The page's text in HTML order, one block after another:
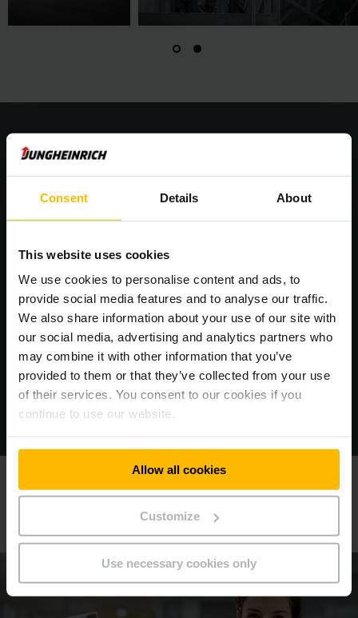
Consent Details About
This website uses cookies
We use cookies to personalise content and ads, to
provide social media features and to analyse our traffic.
We also share information about your use of our site with
our social media, advertising and analytics partners who
may combine it with other information that you’ve
provided to them or that they’ve collected from your use
of their services. You consent to our cookies if you
continue to use our website.
Allow all cookies
Customize
Use necessary cookies only
SCHNELL, EINFACH UND SMART
Mit Call4Service von kurzen Reaktionszeiten
profitieren
ALLE INFOS
Wir beraten Sie gern
Vereinbaren Sie gleich einen Termin!